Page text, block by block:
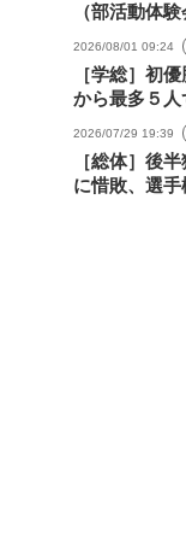
（部活動体
2026/08/01 09:24
［学総］初
から最多５
2026/07/29 19:39
［総体］後
に惜敗、選手